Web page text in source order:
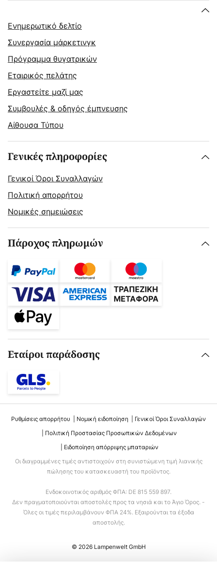
Ενημερωτικό δελτίο
Συνεργασία μάρκετινγκ
Πρόγραμμα θυγατρικών
Εταιρικός πελάτης
Εργαστείτε μαζί μας
Συμβουλές & οδηγός έμπνευσης
Αίθουσα Τύπου
Γενικές πληροφορίες
Γενικοί Όροι Συναλλαγών
Πολιτική απορρήτου
Νομικές σημειώσεις
Πάροχος πληρωμών
Εταίροι παράδοσης
Ρυθμίσεις απορρήτου Νομική ειδοποίηση
Γενικοί Όροι Συναλλαγών
Πολιτική Προστασίας Προσωπικών Δεδομένων
Ειδοποίηση απόρριψης μπαταριών
Οι διαγραμμένες τιμές αντιστοιχούν στη συνιστώμενη τιμή λιανικής
πώλησης του κατασκευαστή του προϊόντος.
Ενδοκοινοτικός αριθμός ΦΠΑ: DE 815 559 897.
Δεν πραγματοποιούνται αποστολές προς τα νησιά και το Άγιο Όρος. -
Όλες οι τιμές περιλαμβάνουν ΦΠΑ 24%. Εξαιρούνται τα έξοδα
αποστολής.
© 2026 Lampenwelt GmbH